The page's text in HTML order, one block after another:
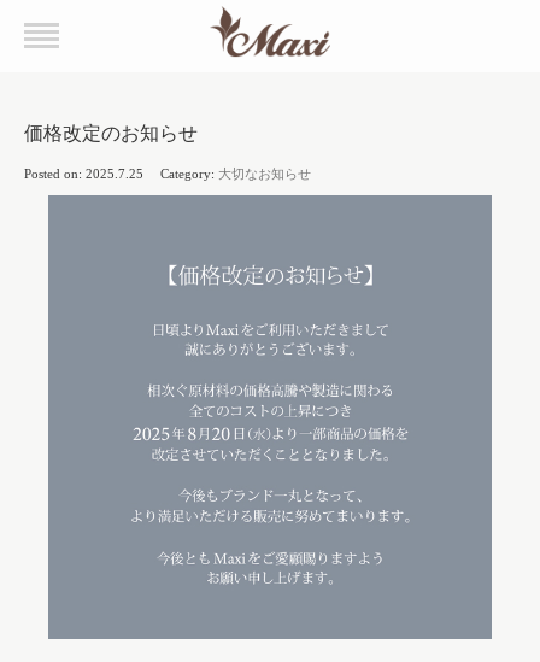
価格改定のお知らせ
Posted on: 2025.7.25 Category: 大切なお知らせ